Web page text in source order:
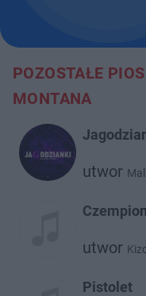
POZOSTAŁE
MONTANA
utwor
Czempion
utwor
Pistolet